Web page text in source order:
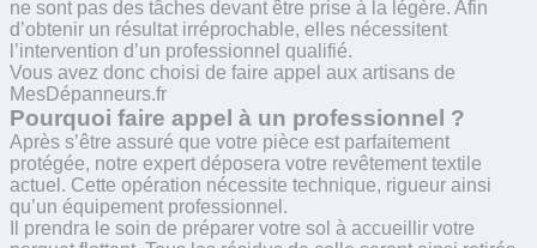
ne sont pas des tâches devant être prise à la légère. Afin
d’obtenir un résultat irréprochable, elles nécessitent
l’intervention d’un professionnel qualifié.
Vous avez donc choisi de faire appel aux artisans de
MesDépanneurs.fr
Pourquoi faire appel à un professionnel ?
Après s’être assuré que votre pièce est parfaitement
protégée, notre expert déposera votre revêtement textile
actuel. Cette opération nécessite technique, rigueur ainsi
qu’un équipement professionnel.
Il prendra le soin de préparer votre sol à accueillir votre